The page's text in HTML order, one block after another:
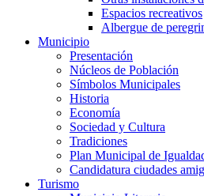
Espacios recreativos
Albergue de
Municipio
Presentación
Núcleos de Población
Símbolos Municipales
Historia
Economía
Sociedad y Cultura
Tradiciones
Plan Municipal de
Candidatura ciudades
Turismo